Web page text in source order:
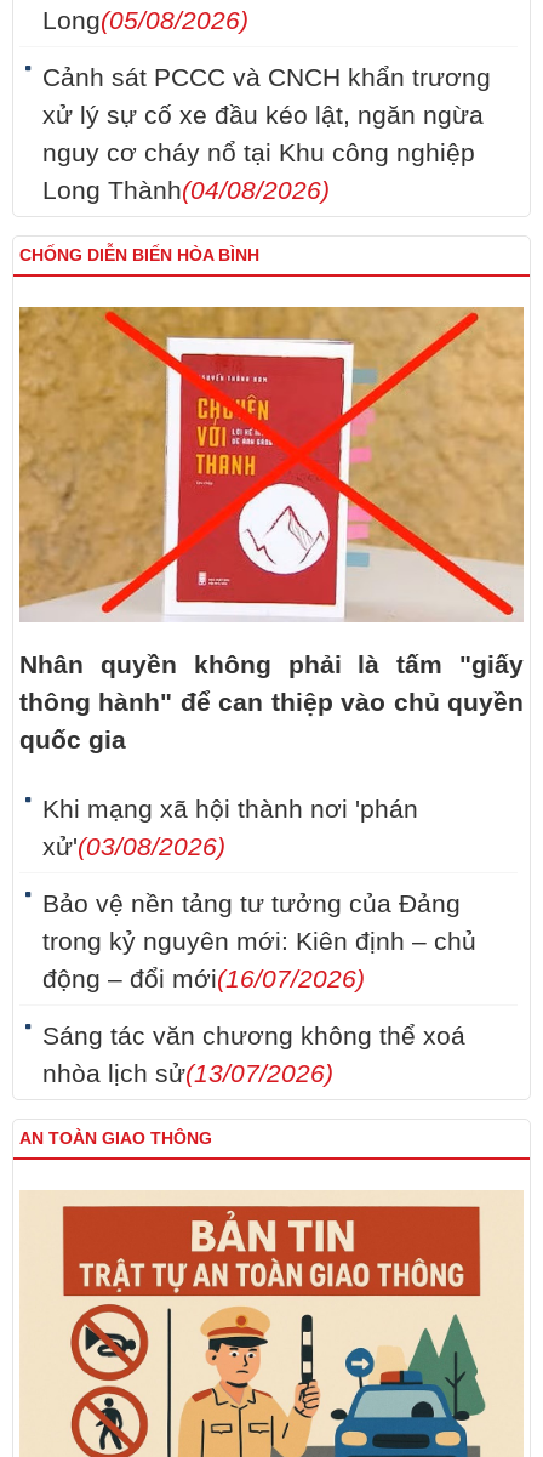
Long(05/08/2026)
Cảnh sát PCCC và CNCH khẩn trương
xử lý sự cố xe đầu kéo lật, ngăn ngừa
nguy cơ cháy nổ tại Khu công nghiệp
Long Thành(04/08/2026)
CHỐNG DIỄN BIẾN HÒA BÌNH
Nhân quyền không phải là tấm "giấy
thông hành" để can thiệp vào chủ quyền
quốc gia
Khi mạng xã hội thành nơi 'phán
xử'(03/08/2026)
Bảo vệ nền tảng tư tưởng của Đảng
trong kỷ nguyên mới: Kiên định – chủ
động – đổi mới(16/07/2026)
Sáng tác văn chương không thể xoá
nhòa lịch sử(13/07/2026)
AN TOÀN GIAO THÔNG